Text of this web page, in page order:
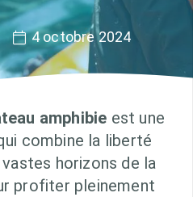
4 octobre 2024
amphibie est une
combine la liberté
horizons de la
profiter pleinement